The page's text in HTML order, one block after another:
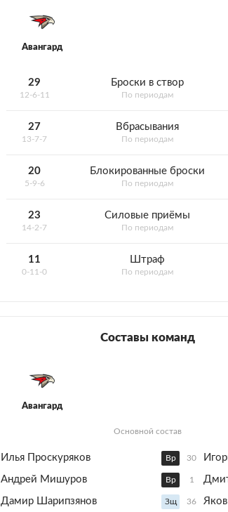
Авангард
29
12-6-11
Броски в створ
По периодам
27
13-7-7
Вбрасывания
По периодам
20
5-9-6
Блокированные броски
По периодам
23
14-2-7
Силовые приёмы
По периодам
11
0-11-0
Штраф
По периодам
Составы команд
Авангард
Основной состав
Илья Проскуряков
Андрей Мишуров
Дамир Шарипзянов
Вр 30
Вр 1
Зщ 36